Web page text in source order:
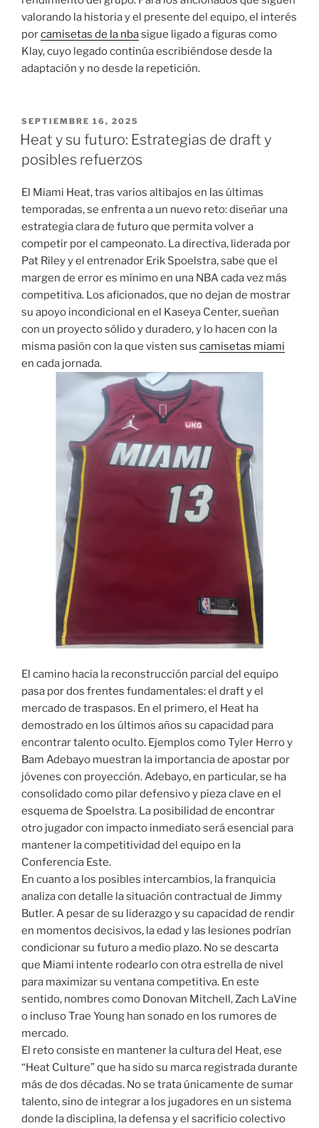
valorando la historia y el presente del equipo, el interés
porcamisetas de la nbasigue ligado a figuras como
Klay, cuyo legado continúa escribiéndose desde la
adaptación y no desde la repetición.
PUBLICADO
EL
SEPTIEMBRE 16, 2025
Heat y su futuro: Estrategias de draft y
posibles refuerzos
El Miami Heat, tras varios altibajos en las últimas
temporadas, se enfrenta a un nuevo reto: diseñar una
estrategia clara de futuro que permita volver a
competir por el campeonato. La directiva, liderada por
Pat Riley y el entrenador Erik Spoelstra, sabe que el
margen de error es mínimo en una NBA cada vez más
competitiva. Los aficionados, que no dejan de mostrar
su apoyo incondicional en el Kaseya Center, sueñan
con un proyecto sólido y duradero, y lo hacen con la
misma pasión con la que visten sus camisetas miami
en cada jornada.
El camino hacia la reconstrucción parcial del equipo
pasa por dos frentes fundamentales: el draft y el
mercado de traspasos. En el primero, el Heat ha
demostrado en los últimos años su capacidad para
encontrar talento oculto. Ejemplos como Tyler Herro y
Bam Adebayo muestran la importancia de apostar por
jóvenes con proyección. Adebayo, en particular, se ha
consolidado como pilar defensivo y pieza clave en el
esquema de Spoelstra. La posibilidad de encontrar
otro jugador con impacto inmediato será esencial para
mantener la competitividad del equipo en la
Conferencia Este.
En cuanto a los posibles intercambios, la franquicia
analiza con detalle la situación contractual de Jimmy
Butler. A pesar de su liderazgo y su capacidad de rendir
en momentos decisivos, la edad y las lesiones podrían
condicionar su futuro a medio plazo. No se descarta
que Miami intente rodearlo con otra estrella de nivel
para maximizar su ventana competitiva. En este
sentido, nombres como Donovan Mitchell, Zach LaVine
o incluso Trae Young han sonado en los rumores de
mercado.
El reto consiste en mantener la cultura del Heat, ese
“Heat Culture” que ha sido su marca registrada durante
más de dos décadas. No se trata únicamente de sumar
talento, sino de integrar a los jugadores en un sistema
donde la disciplina, la defensa y el sacrificio colectivo